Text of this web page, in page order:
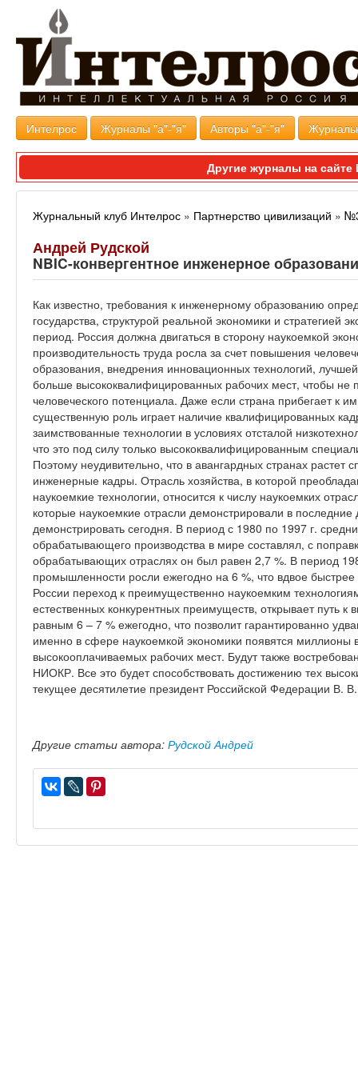
Интелрос Журналы "а"-"я" Авторы "а"-"я"
Другие журналы на
Журнальный клуб Интелрос » Партнерство цивилизаций »
Андрей Рудской
NBIC-конвергентное инженерное
Как известно, требования к инженерному образованию
государства, структурой реальной экономики и стратегией
период. Россия должна двигаться в сторону наукоемкой
производительность труда росла за счет повышения
образования, внедрения инновационных технологий,
больше высококвалифицированных рабочих мест, чтобы не
человеческого потенциала. Даже если страна прибегает к
существенную роль играет наличие квалифицированных
заимствованные технологии в условиях отсталой
что это под силу только высококвалифицированным
Поэтому неудивительно, что в авангардных странах
инженерные кадры. Отрасль хозяйства, в которой
наукоемкие технологии, относится к числу наукоемких
которые наукоемкие отрасли демонстрировали в
демонстрировать сегодня. В период с 1980 по 1997 г.
обрабатывающего производства в мире составлял, с
обрабатывающих отраслях он был равен 2,7 %. В период
промышленности росли ежегодно на 6 %, что вдвое
России переход к преимущественно наукоемким
естественных конкурентных преимуществ, открывает путь к
равным 6 – 7 % ежегодно, что позволит гарантированно
именно в сфере наукоемкой экономики появятся миллионы
высокооплачиваемых рабочих мест. Будут также
НИОКР. Все это будет способствовать достижению тех
текущее десятилетие президент Российской Федерации В.
Другие статьи автора: Рудской Андрей